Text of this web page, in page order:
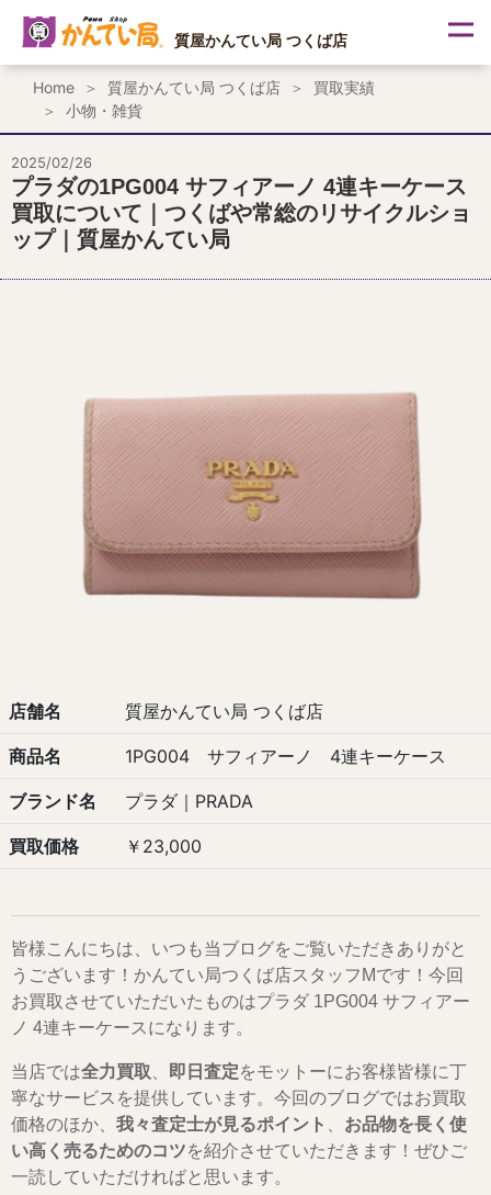
ス
プ
質屋かんてい局 つくば店
Home 質屋かんてい局 つくば店
買取実績
小物・雑貨
2025/02/26
プラダの1PG004 サフィアーノ 4連キーケース
買取について｜つくばや常総のリサイクルショ
ップ｜質屋かんてい局
店舗名 質屋かんてい局 つくば店
商品名 1PG004 サフィアーノ 4連キーケース
ブランド名 プラダ｜PRADA
買取価格 ￥23,000
皆様こんにちは、いつも当ブログをご覧いただきありがと
うございます！かんてい局つくば店スタッフMです！今回
お買取させていただいたものはプラダ 1PG004 サフィアー
ノ 4連キーケースになります。
当店では全力買取 即日査定をモットーにお客様皆様に丁
寧なサービスを提供しています。今回のブログではお買取
価格のほか、 我々査定士が見るポイント
お品物を長く使
い高く売るためのコツを紹介させていただきます！ぜひご
一読していただければと思います。